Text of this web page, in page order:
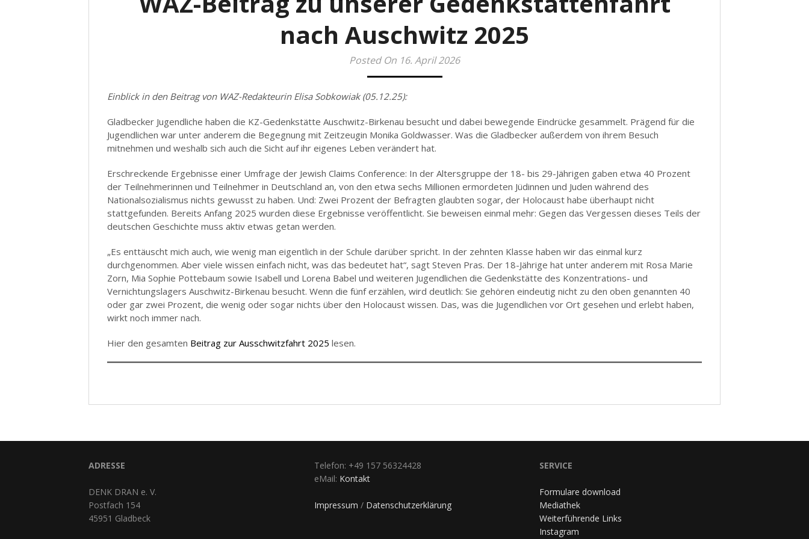
nach Auschwitz 2025
Posted On 16. April 2026
Einblick in den Beitrag von WAZ-Redakteurin Elisa Sobkowiak (05.12.25):
Gladbecker Jugendliche haben die KZ-Gedenkstätte Auschwitz-Birkenau besucht und dabei bewegende Eindrücke gesammelt. Prägend für die
Jugendlichen war unter anderem die Begegnung mit Zeitzeugin Monika Goldwasser. Was die Gladbecker außerdem von ihrem Besuch
mitnehmen und weshalb sich auch die Sicht auf ihr eigenes Leben verändert hat.
Erschreckende Ergebnisse einer Umfrage der Jewish Claims Conference: In der Altersgruppe der 18- bis 29-Jährigen gaben etwa 40 Prozent
der Teilnehmerinnen und Teilnehmer in Deutschland an, von den etwa sechs Millionen ermordeten Jüdinnen und Juden während des
Nationalsozialismus nichts gewusst zu haben. Und: Zwei Prozent der Befragten glaubten sogar, der Holocaust habe überhaupt nicht
stattgefunden. Bereits Anfang 2025 wurden diese Ergebnisse veröffentlicht. Sie beweisen einmal mehr: Gegen das Vergessen dieses Teils der
deutschen Geschichte muss aktiv etwas getan werden.
„Es enttäuscht mich auch, wie wenig man eigentlich in der Schule darüber spricht. In der zehnten Klasse haben wir das einmal kurz
durchgenommen. Aber viele wissen einfach nicht, was das bedeutet hat“, sagt Steven Pras. Der 18-Jährige hat unter anderem mit Rosa Marie
Zorn, Mia Sophie Pottebaum sowie Isabell und Lorena Babel und weiteren Jugendlichen die Gedenkstätte des Konzentrations- und
Vernichtungslagers Auschwitz-Birkenau besucht. Wenn die fünf erzählen, wird deutlich: Sie gehören eindeutig nicht zu den oben genannten 40
oder gar zwei Prozent, die wenig oder sogar nichts über den Holocaust wissen. Das, was die Jugendlichen vor Ort gesehen und erlebt haben,
wirkt noch immer nach.
Hier den gesamten Beitrag zur Ausschwitzfahrt 2025 lesen.
ADRESSE
DENK DRAN e. V.
Postfach 154
45951 Gladbeck
Telefon: +49 157 56324428
eMail: Kontakt
Impressum / Datenschutzerklärung
SERVICE
Formulare download
Mediathek
Weiterführende Links
Instagram